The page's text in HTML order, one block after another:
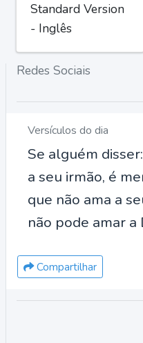
Standard Version
- Inglês
Redes Sociais
Versículos do dia
Se alguém
a seu irmão, é
que não ama a
não pode amar a
Compartilhar